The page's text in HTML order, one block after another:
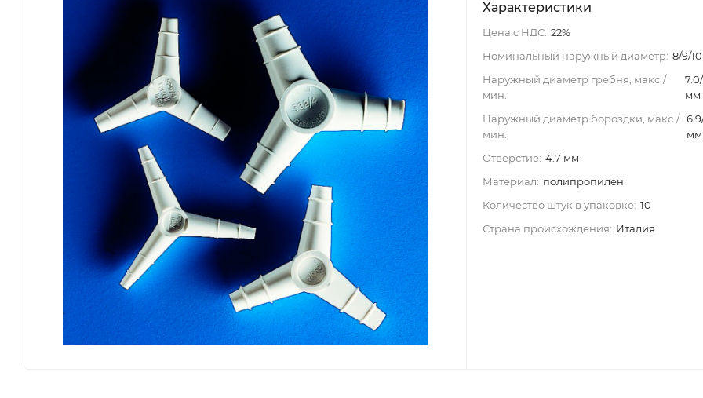
Характеристики
Цена с НДС: 22%
Номинальный наружный диаметр: 8/9/
Наружный диаметр гребня, макс./
мин.:
мм
Наружный диаметр бороздки, макс./
мин.:
мм
Отверстие: 4.7 мм
Материал: полипропилен
Количество штук в упаковке: 10
Страна происхождения: Италия